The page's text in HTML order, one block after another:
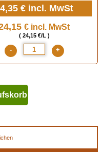
€ incl. MwSt
€ incl. MwSt
( 24,15 €/L )
- +